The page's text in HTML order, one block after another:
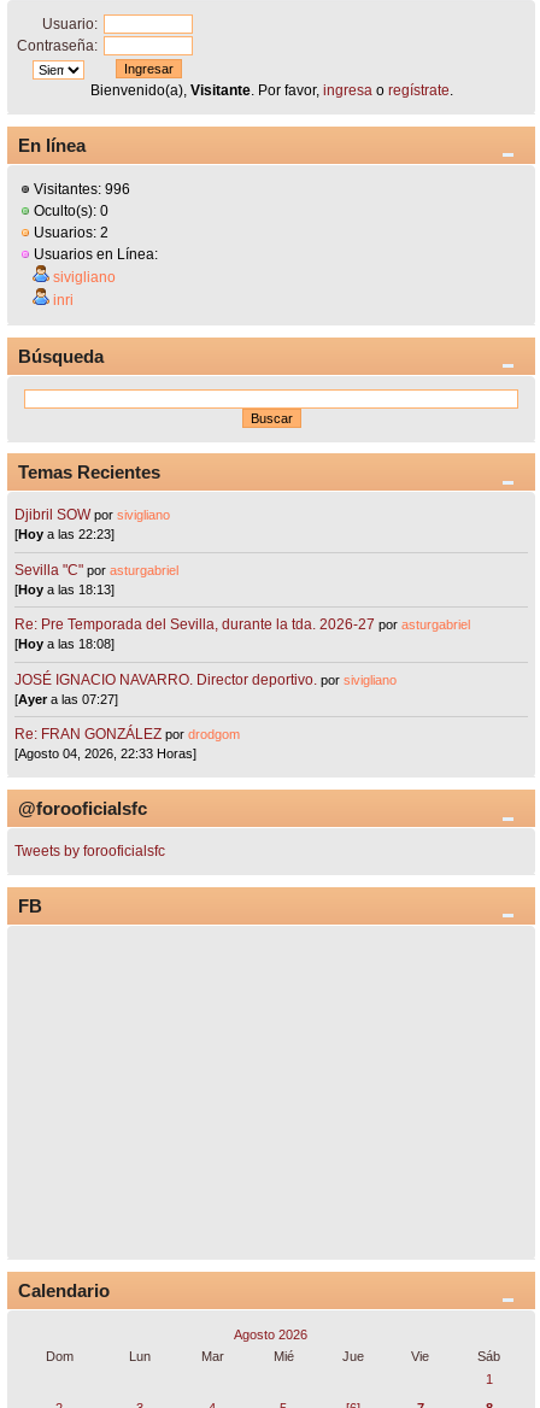
Usuario:
Contraseña:
Bienvenido(a), Visitante. Por favor, ingresao regístrate.
En línea
Visitantes: 996
Oculto(s): 0
Usuarios: 2
Usuarios en Línea:
sivigliano
inri
Búsqueda
Temas Recientes
Djibril SOW porsivigliano
[Hoy a las 22:23]
Sevilla "C"porasturgabriel
[Hoy a las 18:13]
Re: Pre Temporada del Sevilla, durante la tda. 2026-27 porasturgabriel
[Hoy a las 18:08]
JOSÉ IGNACIO NAVARRO. Director deportivo. porsivigliano
[Ayera las 07:27]
Re: FRAN GONZÁLEZ pordrodgom
[Agosto 04, 2026, 22:33 Horas]
@forooficialsfc
Tweets by forooficialsfc
FB
Calendario
Agosto 2026
Dom
Lun Mar Mié Jue Vie
Sáb
1